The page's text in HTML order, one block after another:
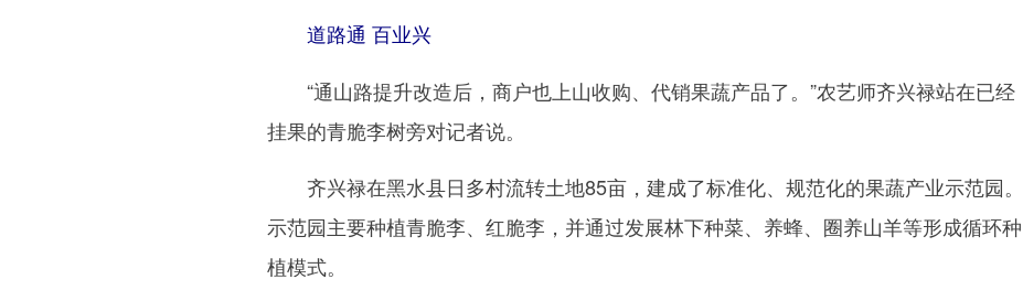
道路通 百业兴
“通山路提升改造后，商户也上山收购、代销果蔬产品了。”农艺师齐兴禄站在已经
挂果的青脆李树旁对记者说。
齐兴禄在黑水县日多村流转土地85亩，建成了标准化、规范化的果蔬产业示范园。
示范园主要种植青脆李、红脆李，并通过发展林下种菜、养蜂、圈养山羊等形成循环种
植模式。